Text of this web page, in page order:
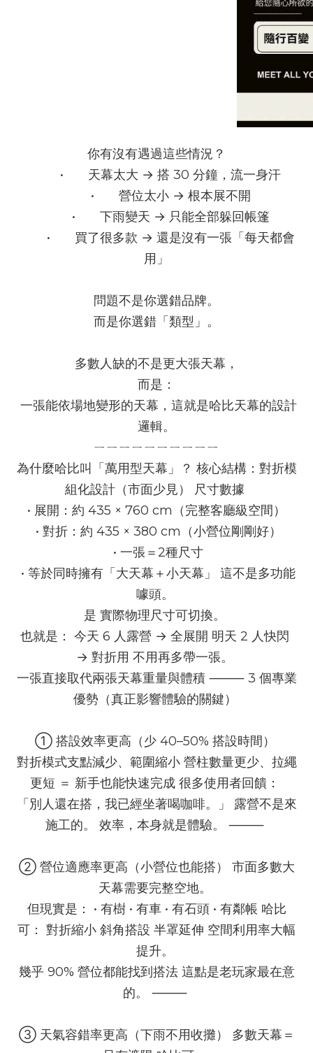
你有沒有遇過這些情況？
	•	天幕太大 → 搭 30 分鐘，流一身汗
	•	營位太小 → 根本展不開
	•	下雨變天 → 只能全部躲回帳篷
用」
問題不是你選錯品牌。
而是你選錯「類型」。
多數人缺的不是更大張天幕，
而是：
邏輯。
ㄧㄧㄧㄧㄧㄧㄧㄧㄧㄧ
為什麼哈比叫「萬用型天幕」？ 核心結構：對折模
組化設計（市面少見） 尺寸數據
• 展開：約 435 × 760 cm（完整客廳級空間）
• 對折：約 435 × 380 cm（小營位剛剛好）
• 一張＝2種尺寸
噱頭。
是 實際物理尺寸可切換。
也就是： 今天 6 人露營 → 全展開 明天 2 人快閃
→ 對折用 不用再多帶一張。
一張直接取代兩張天幕重量與體積 ⸻ 3 個專業
優勢（真正影響體驗的關鍵）
① 搭設效率更高（少 40–50% 搭設時間）
對折模式支點減少、範圍縮小 營柱數量更少、拉繩
更短 ＝ 新手也能快速完成 很多使用者回饋：
「別人還在搭，我已經坐著喝咖啡。」 露營不是來
施工的。 效率，本身就是體驗。 ⸻
② 營位適應率更高（小營位也能搭） 市面多數大
天幕需要完整空地。
但現實是： • 有樹 • 有車 • 有石頭 • 有鄰帳 哈比
可： 對折縮小 斜角搭設 半罩延伸 空間利用率大幅
提升。
幾乎 90% 營位都能找到搭法 這點是老玩家最在意
的。 ⸻
③ 天氣容錯率更高（下雨不用收攤） 多數天幕＝